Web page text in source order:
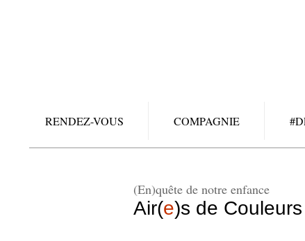
RENDEZ-VOUS COMPAGNIE
(En)quête de notre enfance
Air(e)s de Couleurs